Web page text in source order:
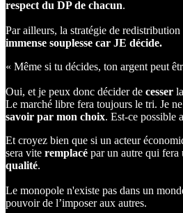
respect du DP de chacun.
Par ailleurs, la stratégie de
immense souplesse car JE décide.
« Même si tu décides, ton argent peut
Oui, et je peux donc décider de cesser
Le marché libre fera toujours le tri. Je
savoir par mon choix. Est-ce possible
Et croyez bien que si un acteur
sera vite remplacé par un autre qui fera
qualité.
Le monopole n'existe pas dans un
pouvoir de l’imposer aux autres.